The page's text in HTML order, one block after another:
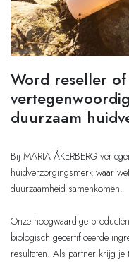
Word reseller
duurzaam
Bij MARIA ÅKERBERG
huidverzorgingsmerk waar
duurzaamheid samenkomen.
Onze hoogwaardige
biologisch gecertificeerde
resultaten. Als partner krijg